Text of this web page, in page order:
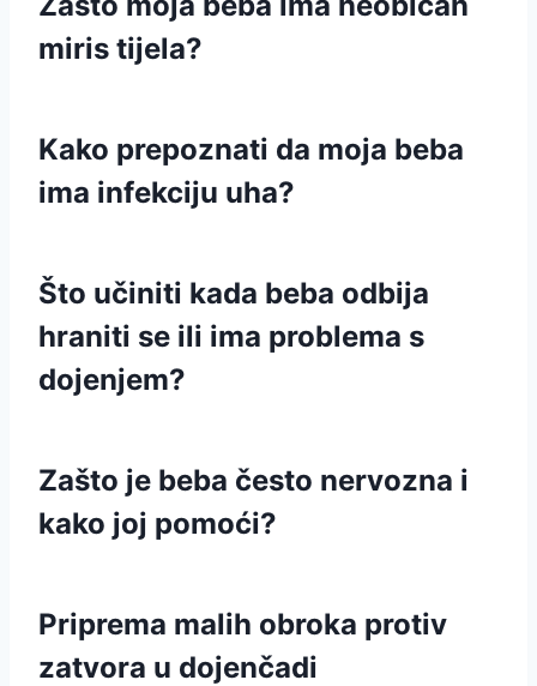
miris tijela?
Kako prepoznati da moja beba
ima infekciju uha?
Što učiniti kada beba odbija
hraniti se ili ima problema s
dojenjem?
Zašto je beba često nervozna i
kako joj pomoći?
Priprema malih obroka protiv
zatvora u dojenčadi